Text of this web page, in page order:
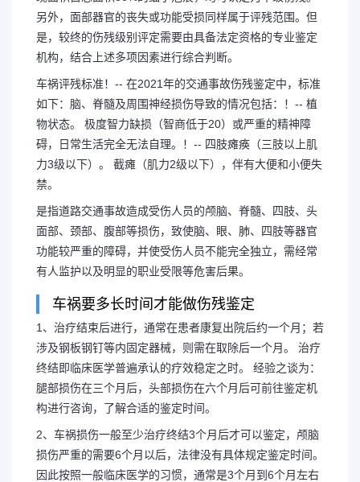
另外，面部器官的丧失或功能受损同样属于评残范围。但
是，较终的伤残级别评定需要由具备法定资格的专业鉴定
机构，结合上述多项因素进行综合判断。
车祸评残标准！-- 在2021年的交通事故伤残鉴定中，标准
如下：脑、脊髓及周围神经损伤导致的情况包括：！-- 植
物状态。 极度智力缺损（智商低于20）或严重的精神障
碍，日常生活完全无法自理。！-- 四肢瘫痪（三肢以上肌
力3级以下）。 截瘫（肌力2级以下），伴有大便和小便失
禁。
是指道路交通事故造成受伤人员的颅脑、脊髓、四肢、头
面部、颈部、腹部等损伤，致使脑、眼、肺、四肢等器官
功能较严重的障碍，并使受伤人员不能完全独立，需经常
有人监护以及明显的职业受限等危害后果。
车祸要多长时间才能做伤残鉴定
1、治疗结束后进行，通常在患者康复出院后约一个月；若
涉及钢板钢钉等内固定器械，则需在取除后一个月。 治疗
终结即临床医学普遍承认的疗效稳定之时。 经验之谈为：
腿部损伤在三个月后，头部损伤在六个月后可前往鉴定机
构进行咨询，了解合适的鉴定时间。
2、车祸损伤一般至少治疗终结3个月后才可以鉴定，颅脑
损伤严重的需要6个月以后，法律没有具体规定鉴定时间。
因此按照一般临床医学的习惯，通常是3个月到6个月左右
残，则需满足...
长按图片识别二维